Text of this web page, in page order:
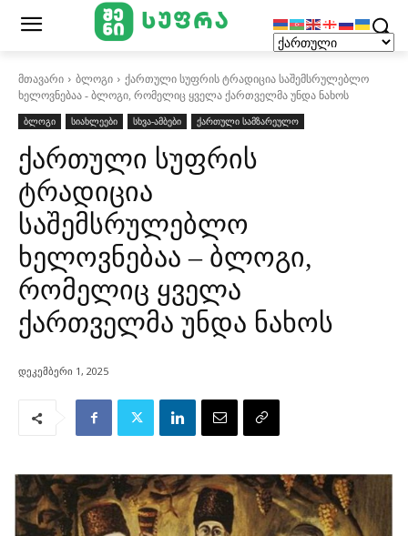
მთავარი ბლოგი
ქართული სუფრის ტრადიცია საშემსრულებლო
ხელოვნებაა - ბლოგი, რომელიც ყველა ქართველმა უნდა ნახოს
ბლოგი
სიახლეები სხვა-ამბები ქართული სამზარეულო
ქართული სუფრის
ტრადიცია
საშემსრულებლო
ხელოვნებაა – ბლოგი,
რომელიც ყველა
ქართველმა უნდა ნახოს
დეკემბერი 1, 2025